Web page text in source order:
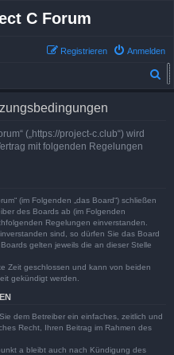
C Forum
Anmelden
Registrieren
(„https://project-c.club“) wird
mit folgenden Regelungen
(im Folgenden „das Board“) schließen
des Boards ab (im Folgenden
Regelungen einverstanden.
sind, so dürfen Sie das Board
gelten jeweils die an dieser Stelle
Zeit geschlossen und kann von beiden
gekündigt werden.
dem Betreiber ein einfaches, zeitlich und
Recht, Ihren Beitrag im Rahmen des
a bleibt auch nach Kündigung des